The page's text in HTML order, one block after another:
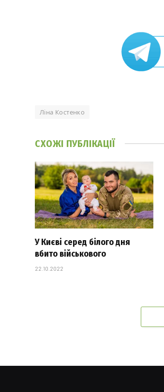
Ліна Костенко
СХОЖІ ПУБЛІКАЦІЇ
У Києві серед білого дня
вбито військового
22.10.2022